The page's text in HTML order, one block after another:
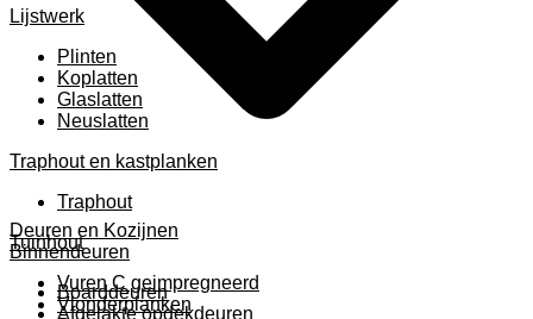
Lijstwerk
Plinten
Koplatten
Glaslatten
Neuslatten
Traphout en kastplanken
Traphout
Tuinhout
Vuren C geimpregneerd
Vlonderplanken
Deuren en Kozijnen
Binnendeuren
Boarddeuren
Afgelakte opdekdeuren